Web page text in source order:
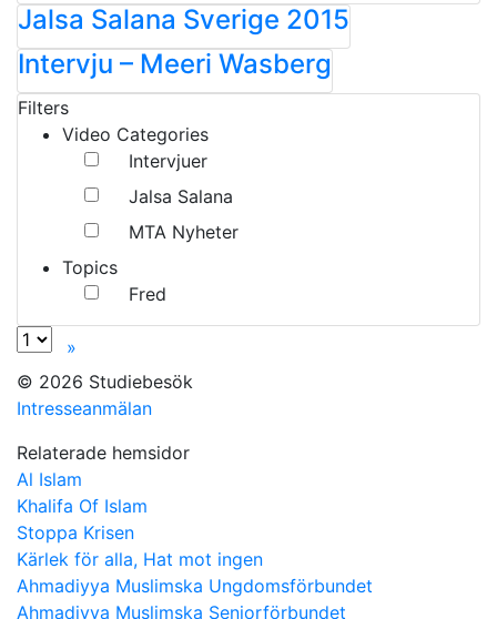
Jalsa Salana Sverige 2015
Intervju – Meeri Wasberg
Filters
Video Categories
Intervjuer
Jalsa Salana
MTA Nyheter
Topics
Fred
»
© 2026 Studiebesök
Intresseanmälan
Relaterade hemsidor
Al Islam
Khalifa Of Islam
Stoppa Krisen
Kärlek för alla, Hat mot ingen
Ahmadiyya Muslimska Ungdomsförbundet
Ahmadiyya Muslimska Seniorförbundet